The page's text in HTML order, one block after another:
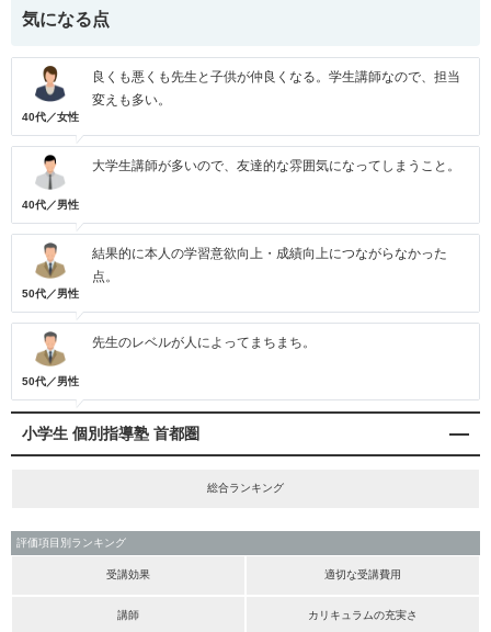
気になる点
40代／女性
良くも悪くも先生と子供が仲良くなる。学生講師なので、担当
変えも多い。
40代／男性
大学生講師が多いので、友達的な雰囲気になってしまうこと。
50代／男性
結果的に本人の学習意欲向上・成績向上につながらなかった
点。
50代／男性
先生のレベルが人によってまちまち。
小学生 個別指導塾 首都圏
総合ランキング
評価項目別ランキング
受講効果 適切な受講費用
講師 カリキュラムの充実さ